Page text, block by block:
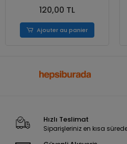
120,00 TL
Ajouter au panier
Hızlı Teslimat
Siparişleriniz en kısa